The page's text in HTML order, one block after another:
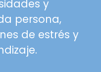
y
persona,
de estrés y